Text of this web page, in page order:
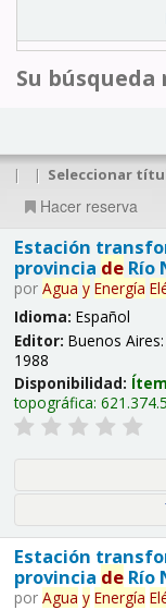
Su
| | Seleccionar
Hacer reserva
Estación
provincia deRío
por Agua y Energía
Idioma: Español
Editor: Buenos Aires:
1988
Disponibilidad:
topográfica:
Estación
provincia deRío
por Agua y Energía